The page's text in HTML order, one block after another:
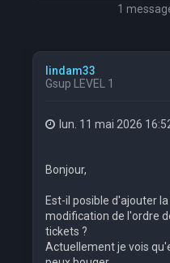
1
lindam33
Gsup LEVEL 1
lun. 11 mai 2026
Bonjour,
Est-il posible d'ajouter
modification de l'ordre
tickets ?
Actuellement je vois